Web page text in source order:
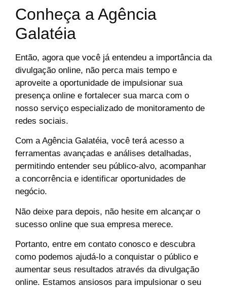
Conheça a Agência
Galatéia
Então, agora que você já entendeu a importância da
divulgação online, não perca mais tempo e
aproveite a oportunidade de impulsionar sua
presença online e fortalecer sua marca com o
nosso serviço especializado de monitoramento de
redes sociais.
Com a Agência Galatéia, você terá acesso a
ferramentas avançadas e análises detalhadas,
permitindo entender seu público-alvo, acompanhar
a concorrência e identificar oportunidades de
negócio.
Não deixe para depois, não hesite em alcançar o
sucesso online que sua empresa merece.
Portanto, entre em contato conosco e descubra
como podemos ajudá-lo a conquistar o público e
aumentar seus resultados através da divulgação
online. Estamos ansiosos para impulsionar o seu